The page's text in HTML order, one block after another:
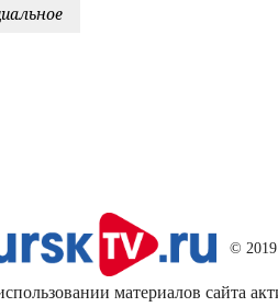
©
материалов сайта